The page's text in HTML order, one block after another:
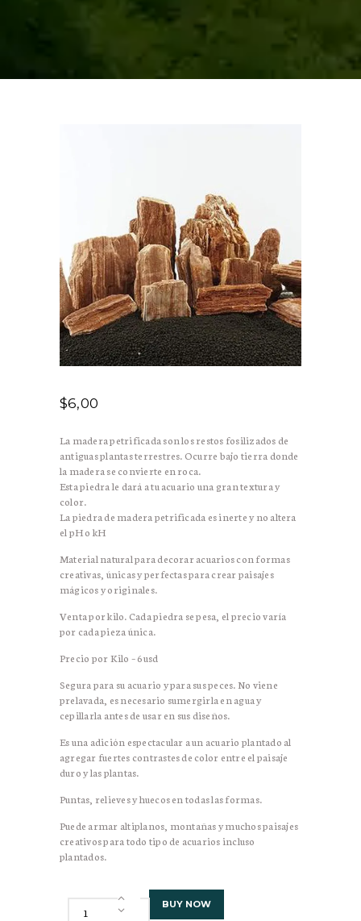
$6,00
La madera petrificada son los restos fosilizados de
antiguas plantas terrestres. Ocurre bajo tierra donde
la madera se convierte en roca.
Esta piedra le dará a tu acuario una gran textura y
color.
La piedra de madera petrificada es inerte y no altera
el pH o kH
Material natural para decorar acuarios con formas
creativas, únicas y perfectas para crear paisajes
mágicos y originales.
Venta por kilo. Cada piedra se pesa, el precio varía
por cada pieza única.
Precio por Kilo – 6usd
Segura para su acuario y para sus peces. No viene
prelavada, es necesario sumergirla en agua y
cepillarla antes de usar en sus diseños.
Es una adición espectacular a un acuario plantado al
agregar fuertes contrastes de color entre el paisaje
duro y las plantas.
Puntas, relieves y huecos en todas las formas.
Puede armar altiplanos, montañas y muchos paisajes
creativos para todo tipo de acuarios incluso
plantados.
BUY NOW